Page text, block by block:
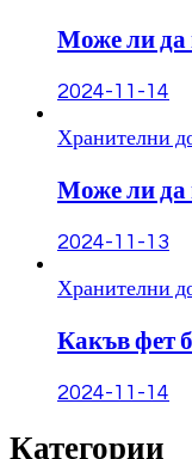
Може ли да
2024-11-14
Хранителни
Може ли да
2024-11-13
Хранителни
Какъв фет
2024-11-14
Категории